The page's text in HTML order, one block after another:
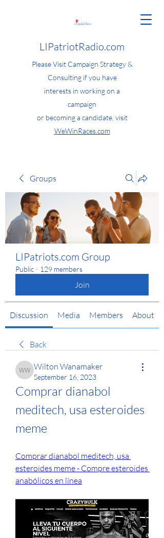
LIPatriotRadio.com
Please Visit Campaign Strategy &
Consulting if you have
interests in working on a
campaign
or becoming a candidate, visit
WeWinRaces.com
Groups
LIPatriots.com Group
Public · 129 members
Join
Discussion Media Members About
Back
Wilton Wanamaker
Wilton Wanamaker
September 16, 2023
Comprar dianabol
meditech, usa esteroides
meme
Comprar dianabol meditech, usa
esteroides meme - Compre esteroides
anabólicos en línea